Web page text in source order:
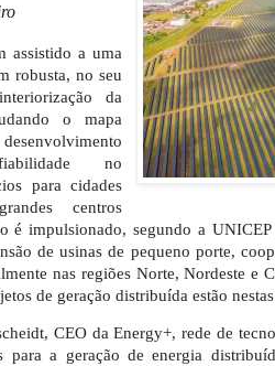
assistido a uma
robusta, no seu
da
o mapa
no
para cidades
centros
é impulsionado, segundo a
de usinas de pequeno porte,
nas regiões Norte, Nordeste e
de geração distribuída estão
CEO da Energy+, rede de
para a geração de energia